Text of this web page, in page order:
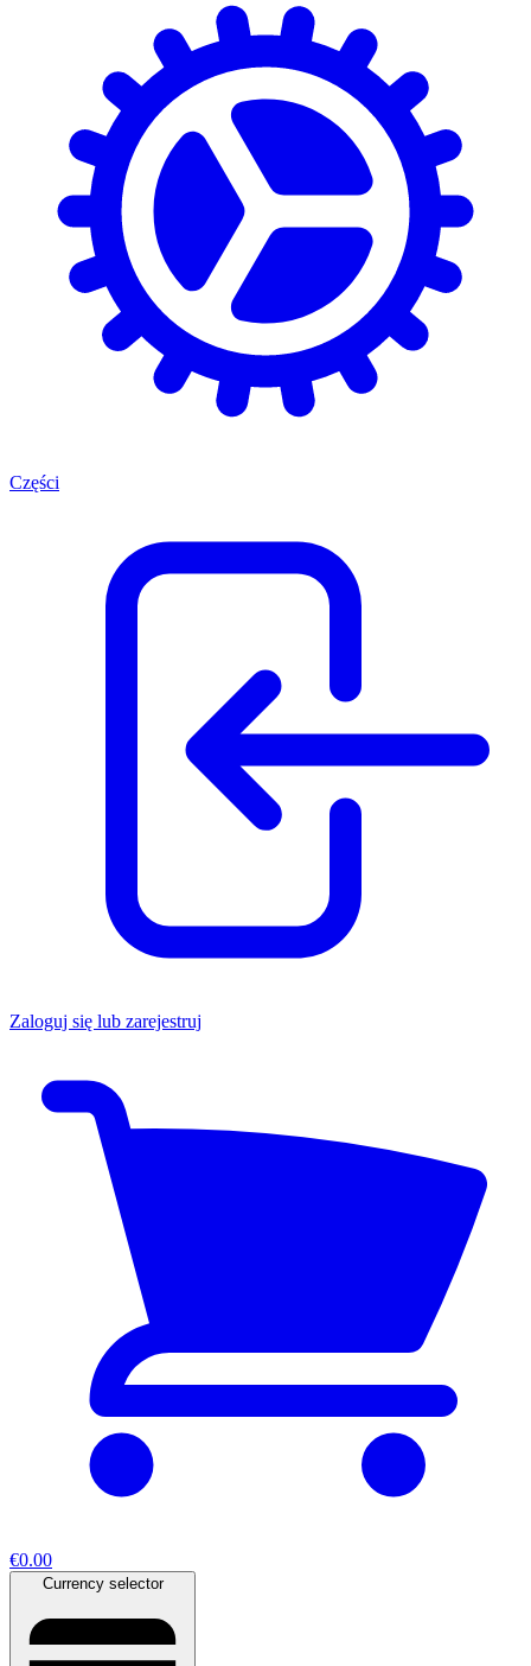
Części
Zaloguj się lub zarejestruj
€0.00
Currency selector